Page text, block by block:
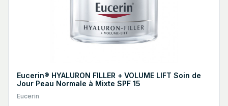
Eucerin® HYALURON FILLER + VOLUME LIFT Soin de
Jour Peau Normale à Mixte SPF 15
Eucerin